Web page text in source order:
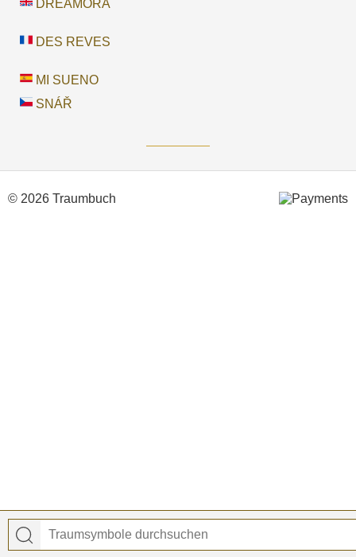
DREAMORA
DES REVES
MI SUENO
SNÁŘ
© 2026 Traumbuch